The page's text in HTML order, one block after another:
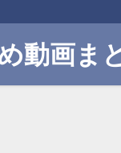
動画ま